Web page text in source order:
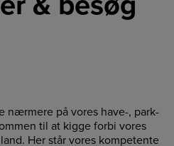
nærmere på vores have-, park-
til at kigge forbi vores
Her står vores kompetente